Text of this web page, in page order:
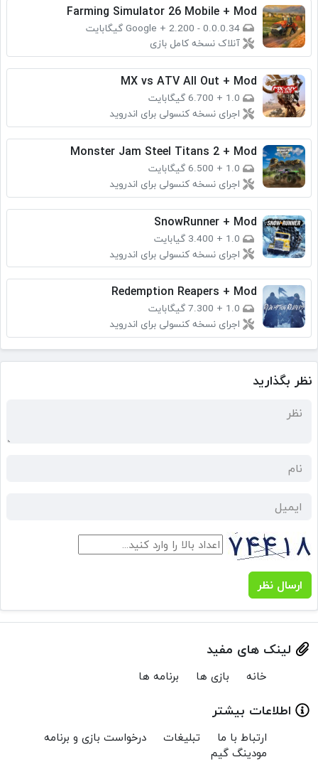
Farming Simulator 26 Mobile + Mod
0.0.0.34 - Google
+ 2.200 گیگابایت
آنلاک نسخه کامل بازی
MX vs ATV All Out + Mod
1.0
+ 6.700 گیگابایت
اجرای نسخه کنسولی برای اندروید
Monster Jam Steel Titans 2 + Mod
1.0
+ 6.500 گیگابایت
اجرای نسخه کنسولی برای اندروید
SnowRunner + Mod
1.0
+ 3.400 گیابایت
اجرای نسخه کنسولی برای اندروید
Redemption Reapers + Mod
1.0
+ 7.300 گیگابایت
اجرای نسخه کنسولی برای اندروید
نظر بگذارید
ارسال نظر
لینک های مفید
خانه بازی ها برنامه ها
اطلاعات بیشتر
ارتباط با ما تبلیغات
درخواست بازی و برنامه
مودینگ گیم